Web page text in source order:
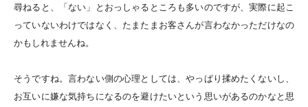
尋ねると、「ない」とおっしゃるところも多いのですが、実際に起こ
っていないわけではなく、たまたまお客さんが言わなかっただけなの
かもしれませんね。
そうですね。言わない側の心理としては、やっぱり揉めたくないし、
お互いに嫌な気持ちになるのを避けたいという思いがあるのかなと思